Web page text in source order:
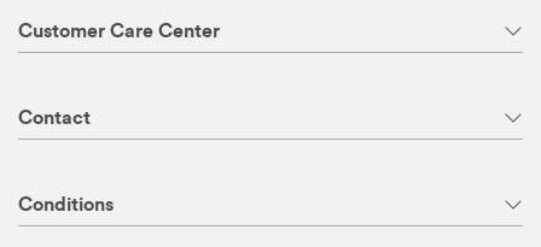
Customer Care Center
Contact
Conditions